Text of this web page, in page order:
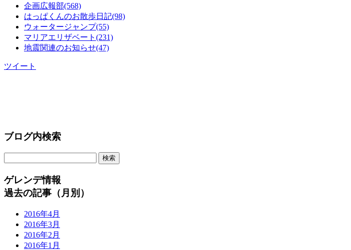
企画広報部(568)
はっぱくんのお散歩日記(98)
ウォータージャンプ(55)
マリアエリザベート(231)
地震関連のお知らせ(47)
ツイート
ブログ内検索
ゲレンデ情報
過去の記事（月別）
2016年4月
2016年3月
2016年2月
2016年1月